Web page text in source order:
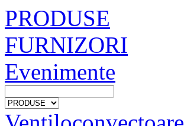
PRODUSE
FURNIZORI
Evenimente